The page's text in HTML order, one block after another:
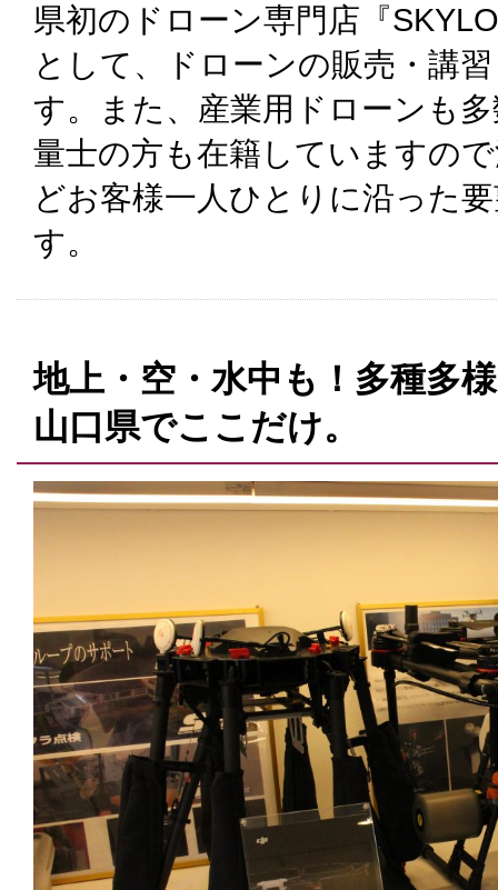
県初のドローン専門店『
として、ドローンの販売・講
す。また、産業用ドローンも
量士の方も在籍していますの
どお客様一人ひとりに沿った
す。
地上・空・水中も！多種多
山口県でここだけ。